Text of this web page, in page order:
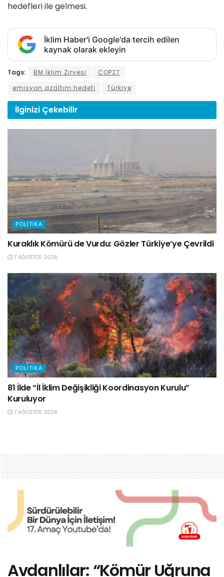
hedefleri ile gelmesi.
İklim Haber'i Google'da tercih edilen
kaynak olarak ekleyin
Tags: BM İklim Zirvesi
COP27
emisyon azaltım hedefi
Türkiye
İlginizi Çekebilir
POLITIKA
Kuraklık Kömürü de Vurdu: Gözler Türkiye’ye Çevrildi
7 AĞUSTOS 2026
POLITIKA
81 İlde “İl İklim Değişikliği Koordinasyon Kurulu”
Kuruluyor
7 AĞUSTOS 2026
Avdanlılar: “Kömür Uğruna